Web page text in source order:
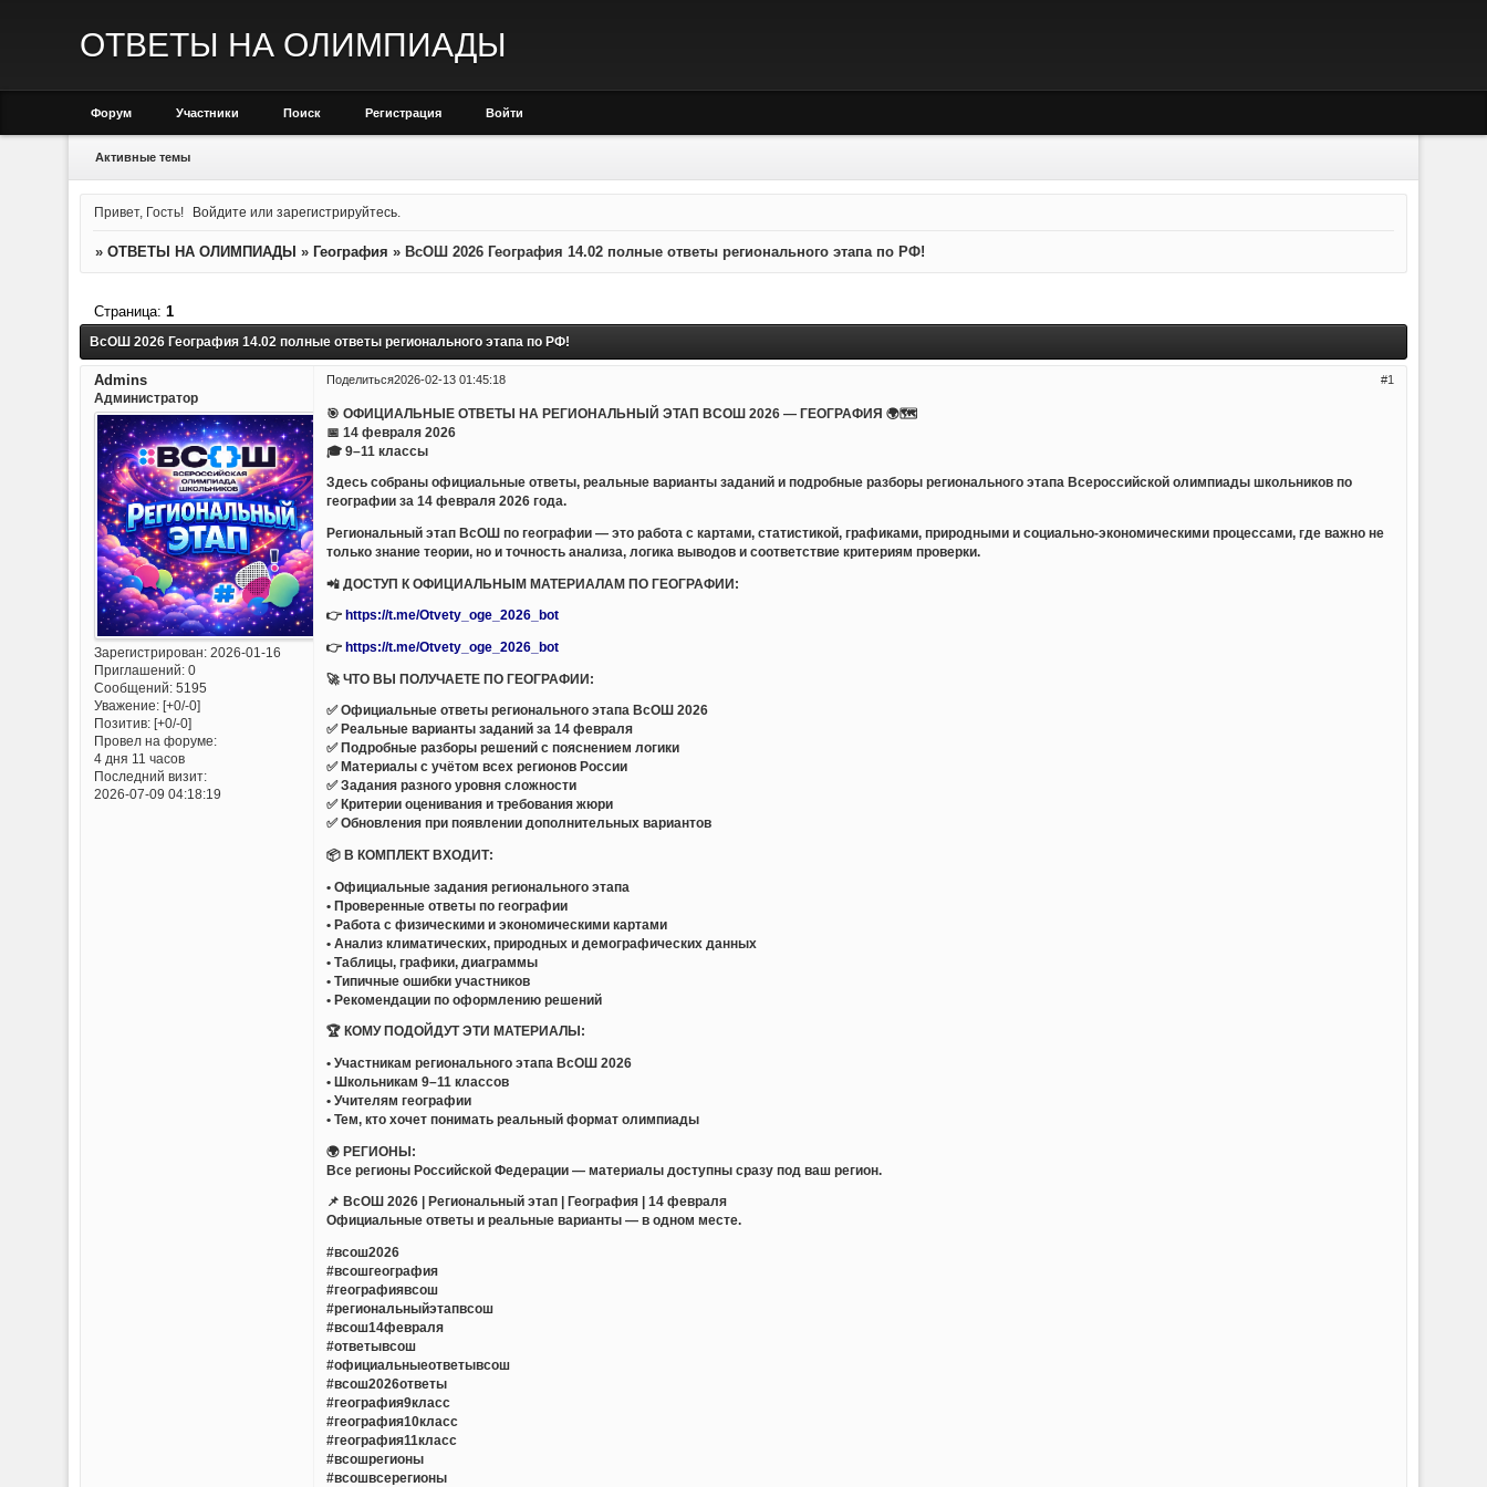
ОТВЕТЫ НА ОЛИМПИАДЫ
Форум Участники Поиск Регистрация Войти
Активные темы
Привет, Гость! Войдите илизарегистрируйтесь
» ОТВЕТЫ НА ОЛИМПИАДЫ » География » ВсОШ 2026 География 14.02 полные ответы регионального этапа по РФ!
ВсОШ 2026 География 14.02 полные ответы регионального этапа по РФ!
Страница: 1
Поделиться 1
2026-02-13 01:45:18
Admins
Администратор
Зарегистрирован: 2026-01-16
Приглашений:0
Сообщений:5195
Уважение: [+0/-0]
Позитив: [+0/-0]
Провел на форуме:
4 дня 11 часов
Последний визит:
2026-07-09 04:18:19
🎯 ОФИЦИАЛЬНЫЕ ОТВЕТЫ НА РЕГИОНАЛЬНЫЙ ЭТАП ВСОШ 2026 — ГЕОГРАФИЯ 🌍🗺
📅 14 февраля 2026
🎓 9–11 классы
Здесь собраны официальные ответы, реальные варианты заданий и подробные разборы регионального этапа Всероссийской олимпиады школьников по
географии за 14 февраля 2026 года.
Региональный этап ВсОШ по географии — это работа с картами, статистикой, графиками, природными и социально-экономическими процессами, где важно не
только знание теории, но и точность анализа, логика выводов и соответствие критериям проверки.
📲 ДОСТУП К ОФИЦИАЛЬНЫМ МАТЕРИАЛАМ ПО ГЕОГРАФИИ:
👉 https://t.me/Otvety_oge_2026_bot
👉https://t.me/Otvety_oge_2026_bot
🚀 ЧТО ВЫ ПОЛУЧАЕТЕ ПО ГЕОГРАФИИ:
✅ Официальные ответы регионального этапа ВсОШ 2026
✅ Реальные варианты заданий за 14 февраля
✅ Подробные разборы решений с пояснением логики
✅ Материалы с учётом всех регионов России
✅ Задания разного уровня сложности
✅ Критерии оценивания и требования жюри
✅ Обновления при появлении дополнительных вариантов
📦 В КОМПЛЕКТ ВХОДИТ:
• Официальные задания регионального этапа
• Проверенные ответы по географии
• Работа с физическими и экономическими картами
• Анализ климатических, природных и демографических данных
• Таблицы, графики, диаграммы
• Типичные ошибки участников
• Рекомендации по оформлению решений
🏆 КОМУ ПОДОЙДУТ ЭТИ МАТЕРИАЛЫ:
• Участникам регионального этапа ВсОШ 2026
• Школьникам 9–11 классов
• Учителям географии
• Тем, кто хочет понимать реальный формат олимпиады
🌍 РЕГИОНЫ:
Все регионы Российской Федерации — материалы доступны сразу под ваш регион.
📌 ВсОШ 2026 | Региональный этап | География | 14 февраля
Официальные ответы и реальные варианты — в одном месте.
#всош2026
#всошгеография
#географиявсош
#региональныйэтапвсош
#всош14февраля
#ответывсош
#официальныеответывсош
#всош2026ответы
#география9класс
#география10класс
#география11класс
#всошрегионы
#всошвсерегионы